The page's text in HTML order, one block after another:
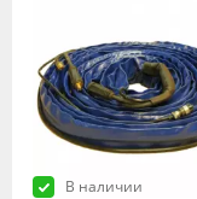
В наличии